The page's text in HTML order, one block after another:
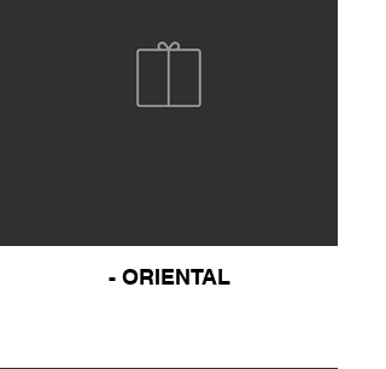
- ORIENTAL